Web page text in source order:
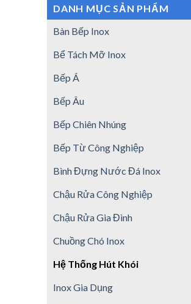
DANH MỤC SẢN PHẨM
Bàn Bếp Inox
Bể Tách Mỡ Inox
Bếp Á
Bếp Âu
Bếp Chiên Nhúng
Bếp Từ Công Nghiệp
Bình Đựng Nước Đá Inox
Chậu Rửa Công Nghiệp
Chậu Rửa Gia Đình
Chuồng Chó Inox
Hệ Thống Hút Khói
Inox Gia Dụng